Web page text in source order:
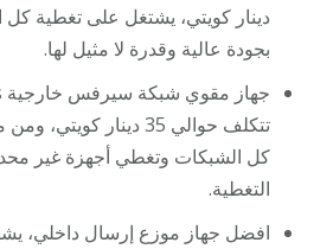
دينار كويتي، يشتغل على تغطية
بجودة عالية وقدرة لا مثيل لها.
تتكلف حوالي 35 دينار
كل الشبكات وتغطي أجهزة غير
التغطية.
افضل جهاز موزع إرسال داخلي،